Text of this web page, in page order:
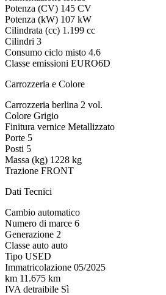
Potenza (CV) 145 CV
Potenza (kW) 107 kW
Cilindrata (cc) 1.199 cc
Cilindri 3
Consumo ciclo misto 4.6
Classe emissioni EURO6D
Carrozzeria e Colore
Carrozzeria berlina 2 vol.
Colore Grigio
Finitura vernice Metallizzato
Porte 5
Posti 5
Massa (kg) 1228 kg
Trazione FRONT
Dati Tecnici
Cambio automatico
Numero di marce 6
Generazione 2
Classe auto auto
Tipo USED
Immatricolazione 05/2025
km 11.675 km
IVA detraibile Sì